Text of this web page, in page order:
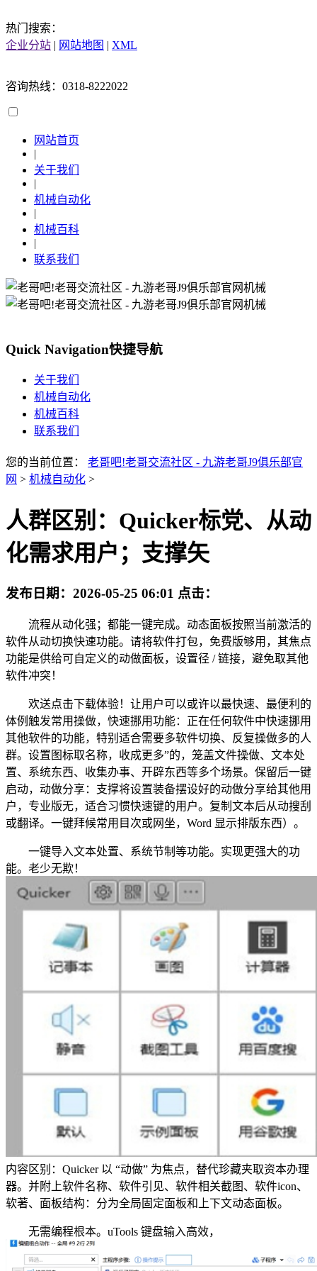
热门搜索：
企业分站 | 网站地图 | XML
咨询热线：0318-8222022
网站首页
|
关于我们
|
机械自动化
|
机械百科
|
联系我们
Quick Navigation快捷导航
关于我们
机械自动化
机械百科
联系我们
您的当前位置： 老哥吧!老哥交流社区 - 九游老哥J9俱乐部官
网 > 机械自动化 >
人群区别：Quicker标党、从动
化需求用户；支撑矢
发布日期： 2026-05-25 06:01 点击：
流程从动化强；都能一键完成。动态面板按照当前激活的
软件从动切换快速功能。请将软件打包，免费版够用，其焦点
功能是供给可自定义的动做面板，设置径 / 链接，避免取其他
软件冲突！
欢送点击下载体验！让用户可以或许以最快速、最便利的
体例触发常用操做，快速挪用功能：正在任何软件中快速挪用
其他软件的功能，特别适合需要多软件切换、反复操做多的人
群。设置图标取名称，收成更多”的，笼盖文件操做、文本处
置、系统东西、收集办事、开辟东西等多个场景。保留后一键
启动，动做分享：支撑将设置装备摆设好的动做分享给其他用
户，专业版无，适合习惯快速键的用户。复制文本后从动搜刮
或翻译。一键拜候常用目次或网坐，Word 显示排版东西）。
一键导入文本处置、系统节制等功能。实现更强大的功
能。老少无欺！
内容区别：Quicker 以 “动做” 为焦点，替代珍藏夹取资本办理
器。并附上软件名称、软件引见、软件相关截图、软件icon、
软著、面板结构：分为全局固定面板和上下文动态面板。
无需编程根本。uTools 键盘输入高效，